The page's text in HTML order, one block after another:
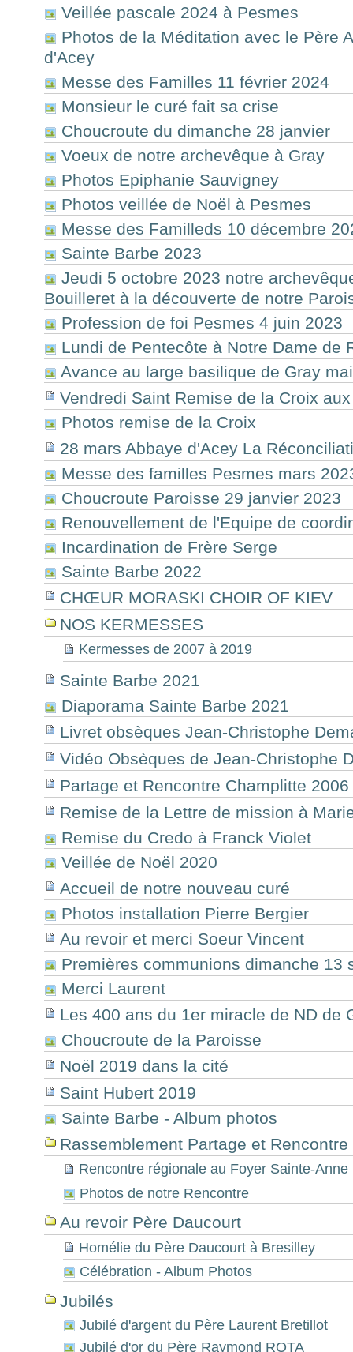
Veillée pascale 2024 à Pesmes
Photos de la Méditation avec le Père
d'Acey
Messe des Familles 11 février 2024
Monsieur le curé fait sa crise
Choucroute du dimanche 28 janvier
Voeux de notre archevêque à Gray
Photos Epiphanie Sauvigney
Photos veillée de Noël à Pesmes
Messe des Familleds 10 décembre
Sainte Barbe 2023
Jeudi 5 octobre 2023 notre
Bouilleret à la découverte de notre
Profession de foi Pesmes 4 juin 2023
Lundi de Pentecôte à Notre Dame de
Avance au large basilique de Gray
Vendredi Saint Remise de la Croix
Photos remise de la Croix
28 mars Abbaye d'Acey La
Messe des familles Pesmes mars
Choucroute Paroisse 29 janvier 2023
Renouvellement de l'Equipe de
Incardination de Frère Serge
Sainte Barbe 2022
CHŒUR MORASKI CHOIR OF KIEV
NOS KERMESSES
Kermesses de 2007 à 2019
Sainte Barbe 2021
Diaporama Sainte Barbe 2021
Livret obsèques Jean-Christophe
Vidéo Obsèques de Jean-Christophe
Partage et Rencontre Champlitte 2006
Remise de la Lettre de mission à
Remise du Credo à Franck Violet
Veillée de Noël 2020
Accueil de notre nouveau curé
Photos installation Pierre Bergier
Au revoir et merci Soeur Vincent
Premières communions dimanche 13
Merci Laurent
Les 400 ans du 1er miracle de ND de
Choucroute de la Paroisse
Noël 2019 dans la cité
Saint Hubert 2019
Sainte Barbe - Album photos
Rassemblement Partage et
Rencontre régionale au Foyer Sainte-Anne
Photos de notre Rencontre
Au revoir Père Daucourt
Homélie du Père Daucourt à Bresilley
Célébration - Album Photos
Jubilés
Jubilé d'argent du Père Laurent Bretillot
Jubilé d'or du Père Raymond ROTA